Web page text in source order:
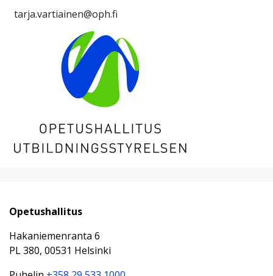
tarja.vartiainen@oph.fi
Opetushallitus
Hakaniemenranta 6
PL 380, 00531 Helsinki